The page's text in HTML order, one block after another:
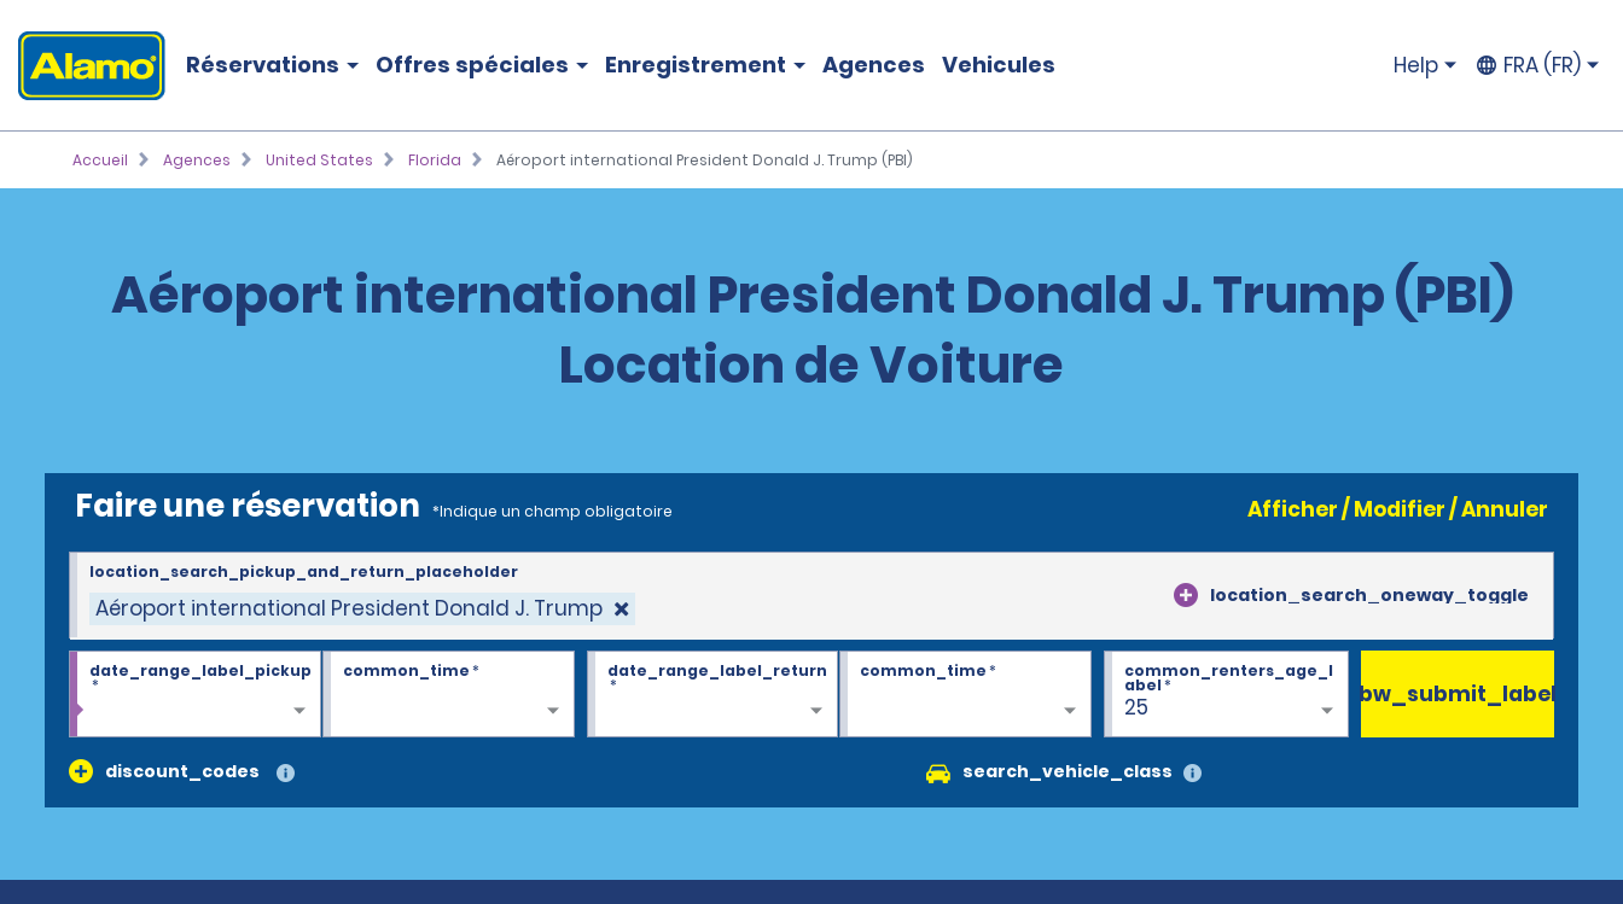
Réservations Offres spéciales Enregistrement Agences Vehicules Help FRA (FR)
Accueil Agences United States Florida Aéroport international President Donald J. Trump (PBI)
Aéroport international President Donald J. Trump (PBI)
Location de Voiture
Faire une réservation *Indique un champ obligatoire Afficher / Modifier / Annuler
Aéroport international President Donald J. Trump location_search_oneway_toggle
location_search_pickup_and_return_placeholder
date_range_label_pickup
*
common_time* date_range_label_return
*
common_time*
25
common_renters_age_l
abel*
discount_codes search_vehicle_class
bw_submit_label